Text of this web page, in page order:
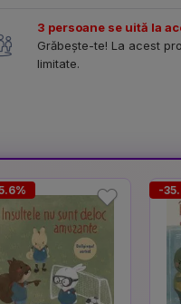
3 persoane se uită la
Grăbește-te! La acest
limitate.
-